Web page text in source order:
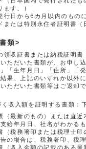
ます。）
行日から6カ月以内のもの
または特別永住者証明書（
類>
領収証書または納税証明
ただいた書類が、お申し
」「生年月日」「住所」「
果、上記のいずれか以外
ただいた書類等はご返却
収入額を証明する書類：
（最新のもの）または直
給年月日、社名がわかる
（税務署印または税理士印
の場合は、税務署印、税
（収入金額の記載のある最